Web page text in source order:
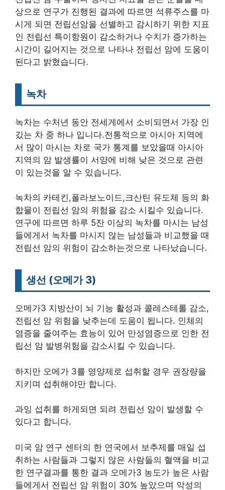
상으로 연구가 진행된 결과에 따르면 석류주스를 마
시게 되면 전립선암을 선별하고 감시하기 위한 지표
인 전립선 특이항원이 감소하거나 수치가 증가하는
시간이 길어지는 것으로 나타나 전립선 암에 도움이
된다고 밝혔습니다.
녹차
녹차는 수처년 동안 전세게에서 소비되면서 가장 인
깄는 차 중 하나 입니다.전통적으로 아시아 지역에
서 많이 마시는 차로 국가 통계를 보았을때 아시아
지역의 암 발생률이 서양에 비해 낮은 것으로 관련
이 있는것을 알 수 있습니다.
녹차의 카테킨,폴라보노이드,크산틴 유도체 등의 화
합물이 전립선 암의 위험을 감소 시킬수 있습니다.
연구에 따르면 하루 5잔 이상의 녹차를 마시는 남성
들에게서 녹차를 마시지 않는 남성들과 비교했을 때
전립선 암의 위험이 감소하는것으로 나타났습니다.
생선 (오메가 3)
오메가3 지방산이 뇌 기능 활성과 콜레스테롤 감소,
전립선 암 위험을 낮추는데 도움이 됩니다. 인체의
염증을 줄여주는 효능이 있어 만성염증으로 인한 전
립선 암 발병위험을 감소시킬 수 있습니다.
하지만 오메가 3를 영양제로 섭취할 경우 권장량을
지키며 섭취해야만 합니다.
과잉 섭취를 하게되면 되려 전립선 암이 발생할 수
있다고 합니다.
미국 암 연구 센터의 한 연국에서 보추제를 매일 섭
취하는 사람들과 그렇지 않은 사람들의 혈액을 비교
한 연구결과를 통한 결과 오메가3 농도가 높은 사람
들에게서 전립선 암 위험이 30% 높았으며 악성의